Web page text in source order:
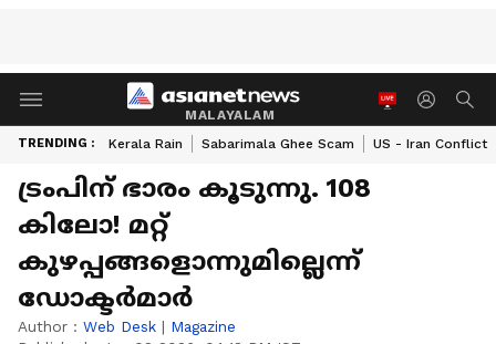
MALAYALAM
TRENDING : Kerala Rain Sabarimala Ghee Scam US - Iran Conflict
ട്രംപിന് ഭാരം കൂടുന്നു. 108
കിലോ! മറ്റ്
കുഴപ്പങ്ങളൊന്നുമില്ലെന്ന്
ഡോക്ടർമാർ
Author : Web Desk | Magazine